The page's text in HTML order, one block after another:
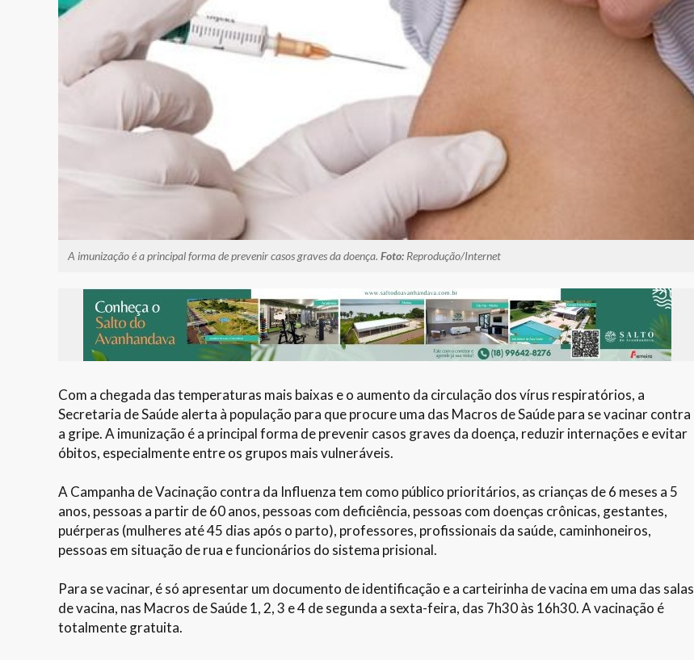
A imunização é a principal forma de prevenir casos graves da doença. Foto: Reprodução/Internet
Com a chegada das temperaturas mais baixas e o aumento da circulação dos vírus respiratórios, a
Secretaria de Saúde alerta à população para que procure uma das Macros de Saúde para se vacinar contra
a gripe. A imunização é a principal forma de prevenir casos graves da doença, reduzir internações e evitar
óbitos, especialmente entre os grupos mais vulneráveis.
A Campanha de Vacinação contra da Influenza tem como público prioritários, as crianças de 6 meses a 5
anos, pessoas a partir de 60 anos, pessoas com deficiência, pessoas com doenças crônicas, gestantes,
puérperas (mulheres até 45 dias após o parto), professores, profissionais da saúde, caminhoneiros,
pessoas em situação de rua e funcionários do sistema prisional.
Para se vacinar, é só apresentar um documento de identificação e a carteirinha de vacina em uma das salas
de vacina, nas Macros de Saúde 1, 2, 3 e 4 de segunda a sexta-feira, das 7h30 às 16h30. A vacinação é
totalmente gratuita.